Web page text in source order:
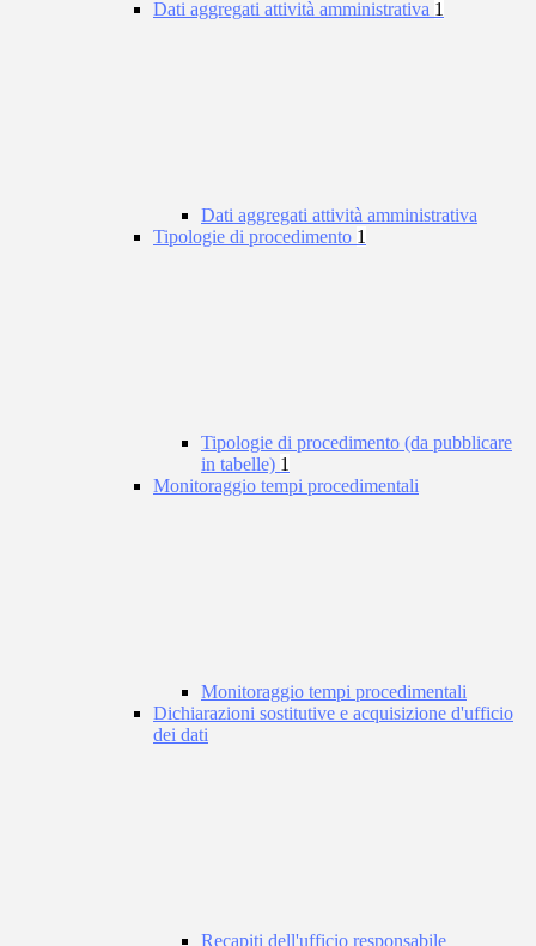
Dati aggregati attività amministrativa 1
Dati aggregati attività amministrativa
Tipologie di procedimento 1
Tipologie di procedimento (da pubblicare
in tabelle) 1
Monitoraggio tempi procedimentali
Monitoraggio tempi procedimentali
Dichiarazioni sostitutive e acquisizione d'ufficio
dei dati
Recapiti dell'ufficio responsabile